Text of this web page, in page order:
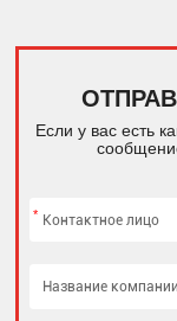
Если у вас есть
*